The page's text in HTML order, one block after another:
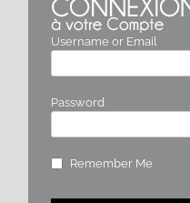
Username or Email
Password
Remember Me